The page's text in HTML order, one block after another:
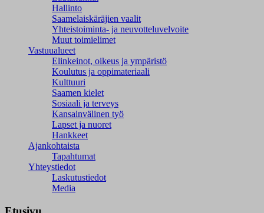
Hallinto
Saamelaiskäräjien vaalit
Yhteistoiminta- ja neuvotteluvelvoite
Muut toimielimet
Vastuualueet
Elinkeinot, oikeus ja ympäristö
Koulutus ja oppimateriaali
Kulttuuri
Saamen kielet
Sosiaali ja terveys
Kansainvälinen työ
Lapset ja nuoret
Hankkeet
Ajankohtaista
Tapahtumat
Yhteystiedot
Laskutustiedot
Media